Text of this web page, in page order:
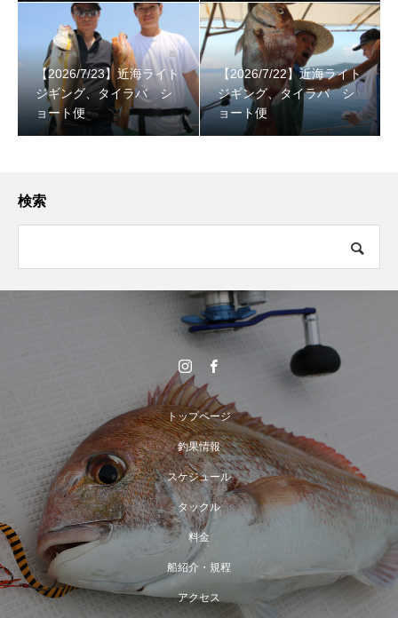
【2026/7/23】近海ライト
ジギング、タイラバ シ
ョート便
【2026/7/22】近海ライト
ジギング、タイラバ シ
ョート便
検索
トップページ
釣果情報
スケジュール
タックル
料金
船紹介・規程
アクセス